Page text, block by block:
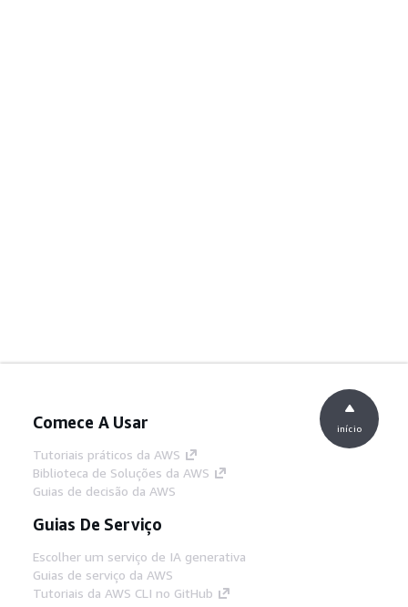
Comece A Usar
Tutoriais práticos da AWS
Biblioteca de Soluções da AWS
Guias de decisão da AWS
Guias De Serviço
Escolher um serviço de IA generativa
Guias de serviço da AWS
Tutoriais da AWS CLI no GitHub
início